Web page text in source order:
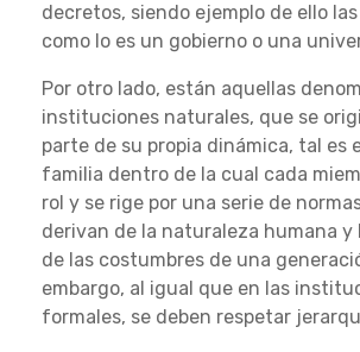
decretos, siendo ejemplo de ello
como lo es un gobierno o una
Por otro lado, están aquellas
instituciones naturales, que se
parte de su propia dinámica, tal es
familia dentro de la cual cada
rol y se rige por una serie de
derivan de la naturaleza humana y
de las costumbres de una
embargo, al igual que en las
formales, se deben respetar